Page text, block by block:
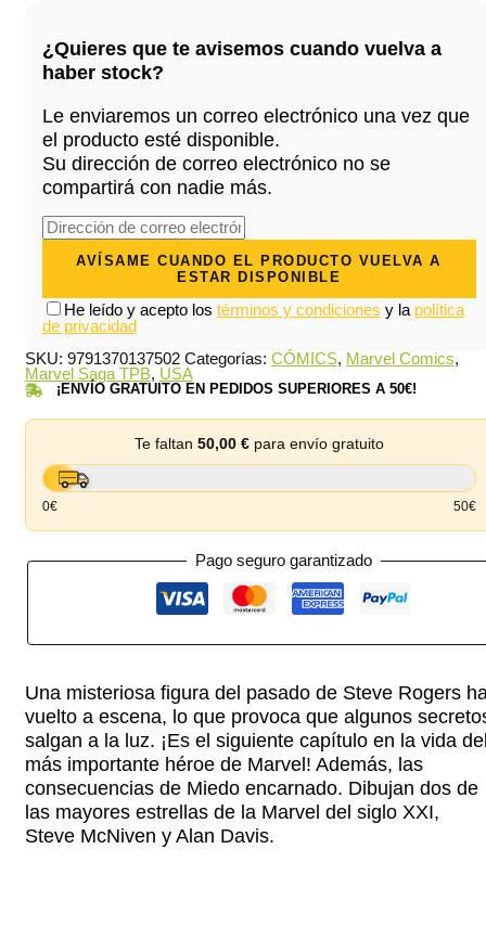
era:
20,00 €.
¿Quieres que te avisemos cuando vuelva a
haber stock?
Le enviaremos un correo electrónico una vez que
el producto esté disponible.
Su dirección de correo electrónico no se
compartirá con nadie más.
He leído y acepto los términos y condiciones y la política
de privacidad
SKU: 9791370137502 Categorías: CÓMICS, Marvel Comics,
Marvel Saga TPB, USA
¡ENVÍO GRATUITO EN PEDIDOS SUPERIORES A 50€!
Te faltan 50,00 €para envío gratuito
0€ 50€
Pago seguro garantizado
Una misteriosa figura del pasado de Steve Rogers
vuelto a escena, lo que provoca que algunos
salgan a la luz. ¡Es el siguiente capítulo en la vida
más importante héroe de Marvel! Además, las
consecuencias de Miedo encarnado. Dibujan dos de
las mayores estrellas de la Marvel del siglo XXI,
Steve McNiven y Alan Davis.